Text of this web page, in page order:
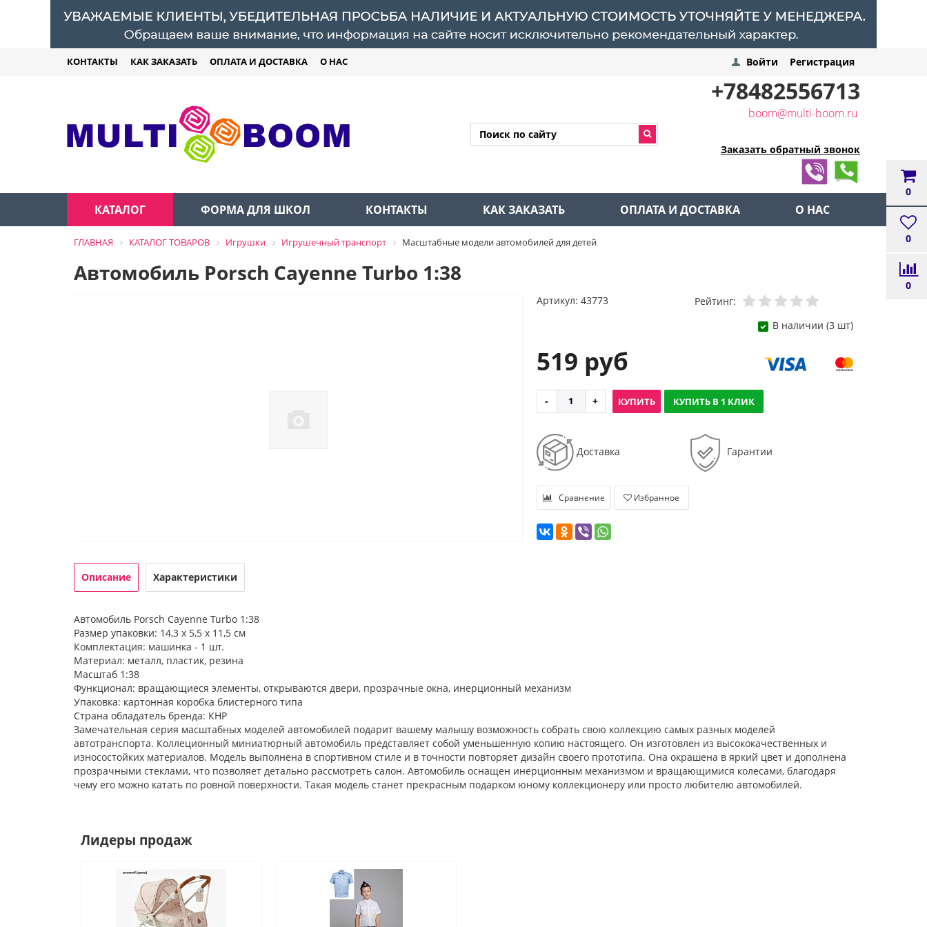
КОНТАКТЫ КАК ЗАКАЗАТЬ ОПЛАТА И ДОСТАВКА О НАС
0
0
0
Войти Регистрация
+78482556713
boom@multi-boom.ru
Заказать обратный звонок
КАТАЛОГ ФОРМА ДЛЯ ШКОЛ КОНТАКТЫ КАК ЗАКАЗАТЬ ОПЛАТА И ДОСТАВКА О НАС
ГЛАВНАЯ КАТАЛОГ ТОВАРОВ Игрушки Игрушечный транспорт Масштабные модели автомобилей для детей
Автомобиль Porsch Cayenne Turbo 1:38
Артикул: 43773
Рейтинг:
В наличии (3 шт)
519 руб
КУПИТЬ КУПИТЬ В 1 КЛИК
Доставка Гарантии
Сравнение Избранное
Описание Характеристики
Автомобиль Porsch Cayenne Turbo 1:38
Размер упаковки: 14,3 х 5,5 х 11,5 см
Комплектация: машинка - 1 шт.
Материал: металл, пластик, резина
Масштаб 1:38
Функционал: вращающиеся элементы, открываются двери, прозрачные окна, инерционный механизм
Упаковка: картонная коробка блистерного типа
Страна обладатель бренда: КНР
Замечательная серия масштабных моделей автомобилей подарит вашему малышу возможность собрать свою коллекцию самых разных моделей
автотранспорта. Коллеционный миниатюрный автомобиль представляет собой уменьшенную копию настоящего. Он изготовлен из высококачественных и
износостойких материалов. Модель выполнена в спортивном стиле и в точности повторяет дизайн своего прототипа. Она окрашена в яркий цвет и дополнена
прозрачными стеклами, что позволяет детально рассмотреть салон. Автомобиль оснащен инерционным механизмом и вращающимися колесами, благодаря
чему его можно катать по ровной поверхности. Такая модель станет прекрасным подарком юному коллекционеру или просто любителю автомобилей.
Лидеры продаж